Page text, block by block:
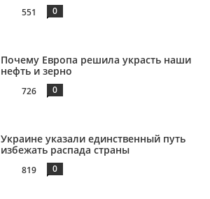
551 0
Почему Европа решила украсть наши
нефть и зерно
726 0
Украине указали единственный путь
избежать распада страны
819 0